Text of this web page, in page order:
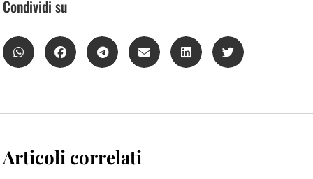
Condividi su
Articoli correlati